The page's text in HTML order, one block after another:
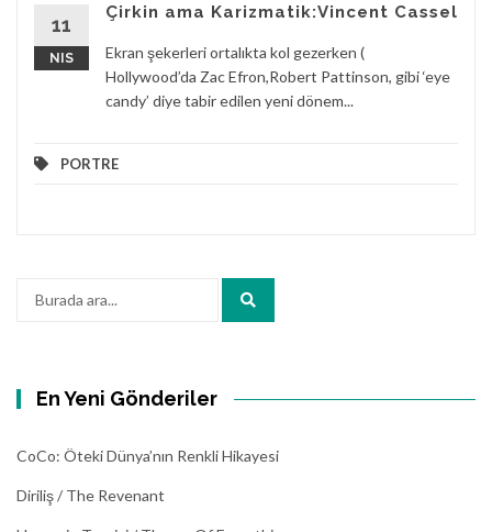
11
NIS
Çirkin ama Karizmatik:Vincent Cassel
Ekran şekerleri ortalıkta kol gezerken (
Hollywood’da Zac Efron,Robert Pattinson, gibi ‘eye
candy’ diye tabir edilen yeni dönem...
PORTRE
En Yeni Gönderiler
CoCo: Öteki Dünya’nın Renkli Hikayesi
Diriliş / The Revenant